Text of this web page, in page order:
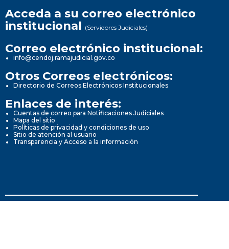
Acceda a su correo electrónico
institucional (Servidores Judiciales)
Correo electrónico institucional:
info@cendoj.ramajudicial.gov.co
Otros Correos electrónicos:
Directorio de Correos Electrónicos Institucionales
Enlaces de interés:
Cuentas de correo para Notificaciones Judiciales
Mapa del sitio
Políticas de privacidad y condiciones de uso
Sitio de atención al usuario
Transparencia y Acceso a la información